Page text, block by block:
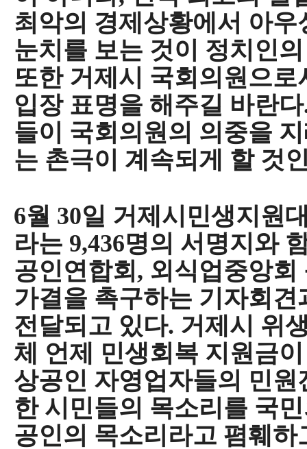
최악의 경제상황에서 아
눈치를 보는 것이 정치인
또한 거제시 국회의원으
입장 표명을 해주길 바란다
들이 국회의원의 의중을
는 촌극이 계속되게 할 것
6월 30일 거제시민생지원
라는 9,436명의 서명지와
공인연합회 , 외식업중앙회
가결을 촉구하는 기자회
전달되고 있다. 거제시 위
체 언제 민생회복 지원금
상공인 자영업자들의 민
한 시민들의 목소리를 국
공인의 목소리라고 폄훼하